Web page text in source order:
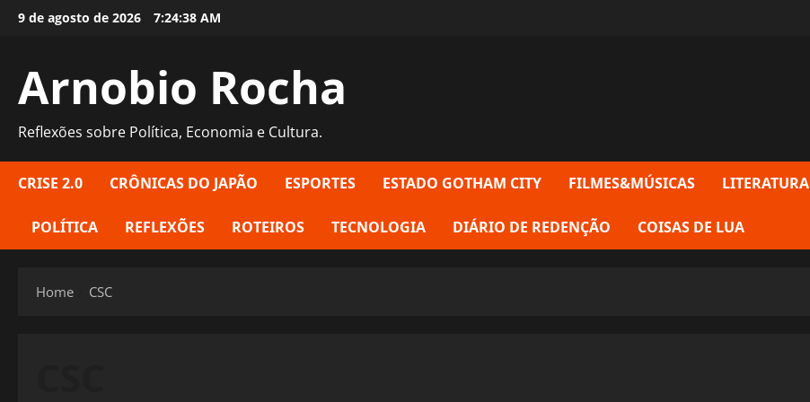
Skip9 de agosto de 2026 7:24:38 AM
Arnobio Rocha
Reflexões sobre Política, Economia e Cultura.
CRISE 2.0 CRÔNICAS DO JAPÃO ESPORTES ESTADO GOTHAM CITY FILMES&MÚSICAS LITERATURA
POLÍTICA REFLEXÕES ROTEIROS TECNOLOGIA DIÁRIO DE REDENÇÃO COISAS DE LUA
Home CSC